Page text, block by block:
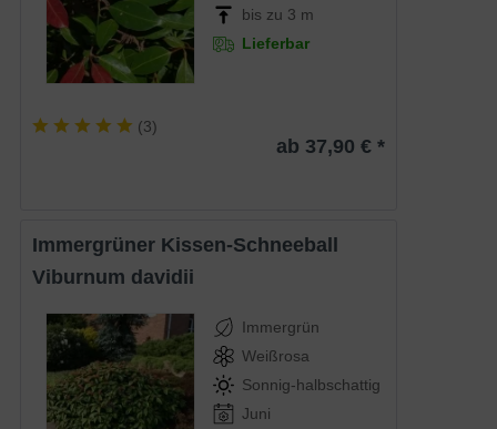
bis zu 3 m
Lieferbar
(3)
ab 37,90 € *
Immergrüner Kissen-Schneeball
Viburnum davidii
Immergrün
Weißrosa
Sonnig-halbschattig
Juni